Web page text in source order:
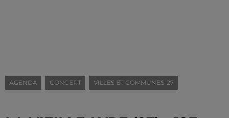
AGENDA CONCERT VILLES ET COMMUNES-27